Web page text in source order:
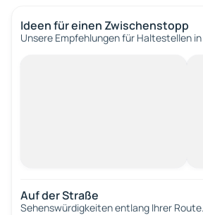
Ideen für einen Zwischenstopp
Unsere Empfehlungen für Haltestellen
Auf der Straße
Sehenswürdigkeiten entlang Ihrer Route.